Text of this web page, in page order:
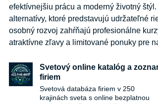
efektívnejšiu prácu a moderný životný
alternatívy, ktoré predstavujú udržateľné
osobný rozvoj zahŕňajú profesionálne
atraktívne zľavy a limitované ponuky pre
Svetový online katalóg a
firiem
Svetová databáza firiem v 250
krajinách sveta s online bezplatnou